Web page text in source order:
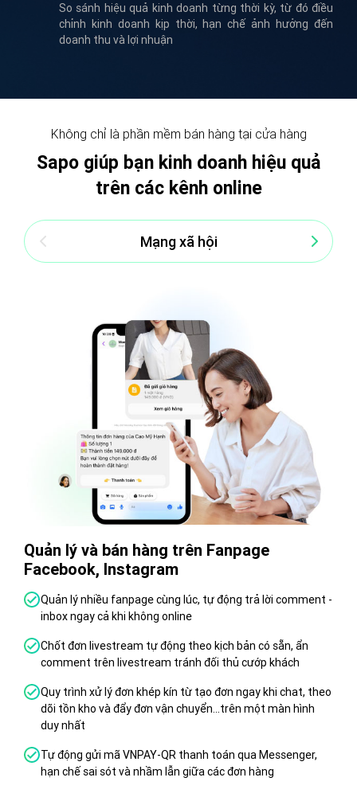
So sánh hiệu quả kinh doanh từng thời kỳ, từ đó điều
chỉnh kinh doanh kịp thời, hạn chế ảnh hưởng đến
doanh thu và lợi nhuận
Không chỉ là phần mềm bán hàng tại cửa hàng
Sapo giúp bạn kinh doanh hiệu quả
trên các kênh online
Mạng xã hội
Quản lý và bán hàng trên Fanpage
Facebook, Instagram
Quản lý nhiều fanpage cùng lúc, tự động trả lời comment -
inbox ngay cả khi không online
Chốt đơn livestream tự động theo kịch bản có sẵn, ẩn
comment trên livestream tránh đối thủ cướp khách
Quy trình xử lý đơn khép kín từ tạo đơn ngay khi chat, theo
dõi tồn kho và đẩy đơn vận chuyển...trên một màn hình
duy nhất
Tự động gửi mã VNPAY-QR thanh toán qua Messenger,
hạn chế sai sót và nhầm lẫn giữa các đơn hàng